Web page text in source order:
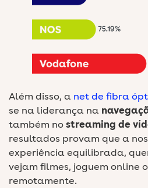
Além disso, a net de fibra
se na liderança na
também nostreaming de
resultados provam que a
experiência equilibrada,
vejam filmes, joguem online
remotamente.